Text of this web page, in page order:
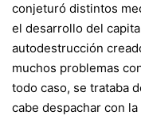
conjeturó distintos
el desarrollo del
autodestrucción
muchos problemas
todo caso, se trataba
cabe despachar con